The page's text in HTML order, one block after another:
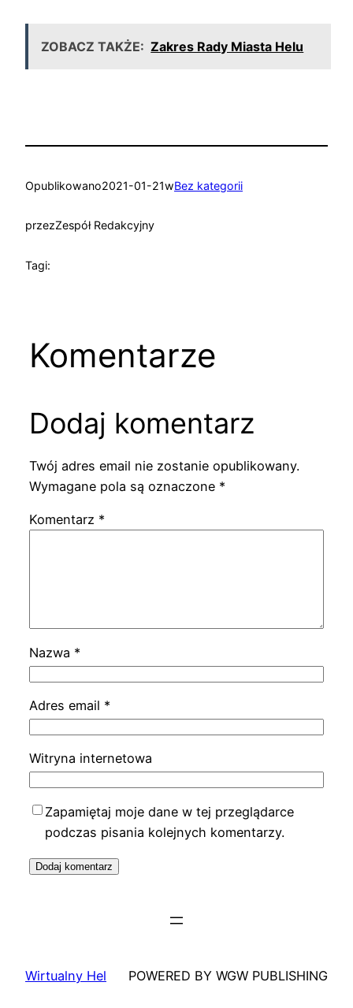
ZOBACZ TAKŻE: Zakres Rady Miasta Helu
Opublikowano2021-01-21wBez kategorii
przezZespół Redakcyjny
Tagi:
Komentarze
Dodaj komentarz
Twój adres email nie zostanie opublikowany.
Wymagane pola są oznaczone *
Komentarz *
Nazwa *
Adres email *
Witryna internetowa
Zapamiętaj moje dane w tej przeglądarce
podczas pisania kolejnych komentarzy.
Wirtualny Hel POWERED BY WGW PUBLISHING